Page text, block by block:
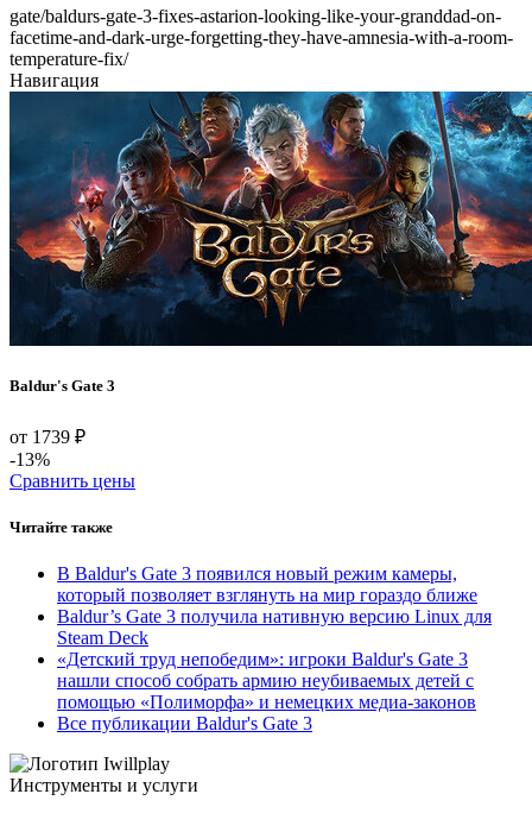
gate/baldurs-gate-3-fixes-astarion-looking-like-your-granddad-on-
facetime-and-dark-urge-forgetting-they-have-amnesia-with-a-room-
temperature-fix/
Навигация
Baldur's Gate 3
от 1739 ₽
-13%
Сравнить цены
Читайте также
В Baldur's Gate 3 появился новый режим камеры,
который позволяет взглянуть на мир гораздо ближе
Baldur’s Gate 3 получила нативную версию Linux для
Steam Deck
«Детский труд непобедим»: игроки Baldur's Gate 3
нашли способ собрать армию неубиваемых детей с
помощью «Полиморфа» и немецких медиа-законов
Все публикации Baldur's Gate 3
Инструменты и услуги